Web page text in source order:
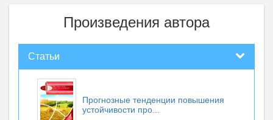
Произведения автора
Статьи
Прогнозные тенденции повышения
устойчивости про...